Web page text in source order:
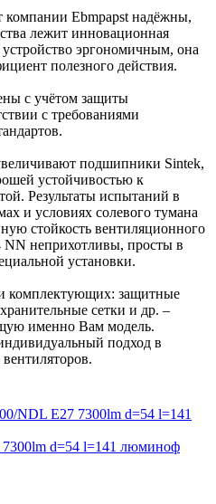
компании Ebmpapst надёжны,
лежит инновационная
эргономичным, она
полезного действия.
с учётом защиты
с требованиями
подшипники Sintek,
устойчивостью к
Результаты испытаний в
и условиях солевого тумана
стойкость вентиляционного
NN неприхотливы, просты в
установки.
комплектующих: защитные
сетки и др. –
именно Вам модель.
подход в
d=54 l=141 люминоф